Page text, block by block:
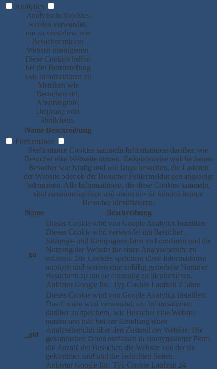
Analytics
Analytische Cookies
werden verwendet,
um zu verstehen, wie
Besucher mit der
Website interagieren.
Diese Cookies helfen
bei der Bereitstellung
von Informationen zu
Metriken wie
Besucherzahl,
Absprungrate,
Ursprung oder
ähnlichem.
Name Beschreibung
Performance
Performance Cookies sammeln Informationen darüber, wie
Besucher eine Webseite nutzen. Beispielsweise welche Seiten
Besucher wie häufig und wie lange besuchen, die Ladezeit
der Website oder ob der Besucher Fehlermeldungen angezeigt
bekommen. Alle Informationen, die diese Cookies sammeln,
sind zusammengefasst und anonym - sie können keinen
Besucher identifizieren.
Name
Beschreibung
_ga
Dieses Cookie wird von Google Analytics installiert.
Dieses Cookie wird verwendet um Besucher-,
Sitzungs- und Kampagnendaten zu berechnen und die
Nutzung der Website für einen Analysebericht zu
erfassen. Die Cookies speichern diese Informationen
anonym und weisen eine zufällig generierte Nummer
Besuchern zu um sie eindeutig zu identifizieren.
Anbieter Google Inc. Typ Cookie Laufzeit 2 Jahre
_gid
Dieses Cookie wird von Google Analytics installiert.
Das Cookie wird verwendet, um Informationen
darüber zu speichern, wie Besucher eine Website
nutzen und hilft bei der Erstellung eines
Analyseberichts über den Zustand der Website. Die
gesammelten Daten umfassen in anonymisierter Form
die Anzahl der Besucher, die Website von der sie
gekommen sind und die besuchten Seiten.
Anbieter Google Inc. Typ Cookie Laufzeit 24